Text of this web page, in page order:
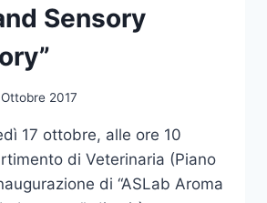
Sensory
2017
17 ottobre, alle ore 10
di Veterinaria (Piano
di “ASLab Aroma